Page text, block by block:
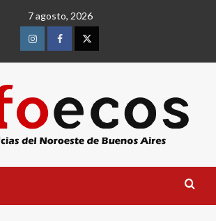
7 agosto, 2026
InstagramFacebookTwitter